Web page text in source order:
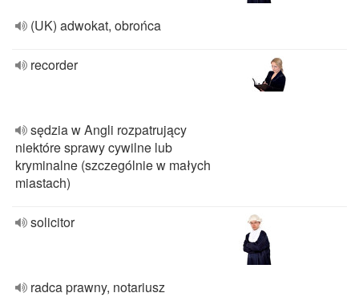
(UK) adwokat, obrońca
recorder
sędzia w Angli rozpatrujący
niektóre sprawy cywilne lub
kryminalne (szczególnie w małych
miastach)
solicitor
radca prawny, notariusz